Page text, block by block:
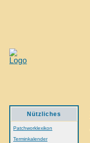
Nützliches
Patchworklexikon
Terminkalender